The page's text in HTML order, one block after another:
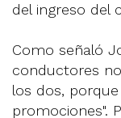
del ingreso del
Como señaló
conductores
los dos,
promociones".